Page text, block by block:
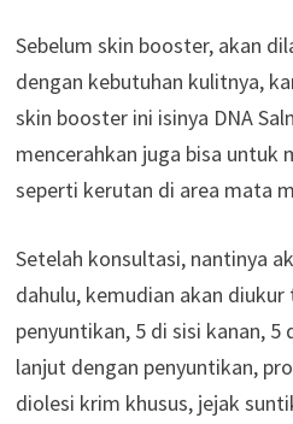
Sebelum skin booster, akan
dengan kebutuhan kulitnya,
skin booster ini isinya DNA
mencerahkan juga bisa untuk
seperti kerutan di area mata
Setelah konsultasi, nantinya
dahulu, kemudian akan
penyuntikan, 5 di sisi kanan, 5
lanjut dengan penyuntikan,
diolesi krim khusus, jejak